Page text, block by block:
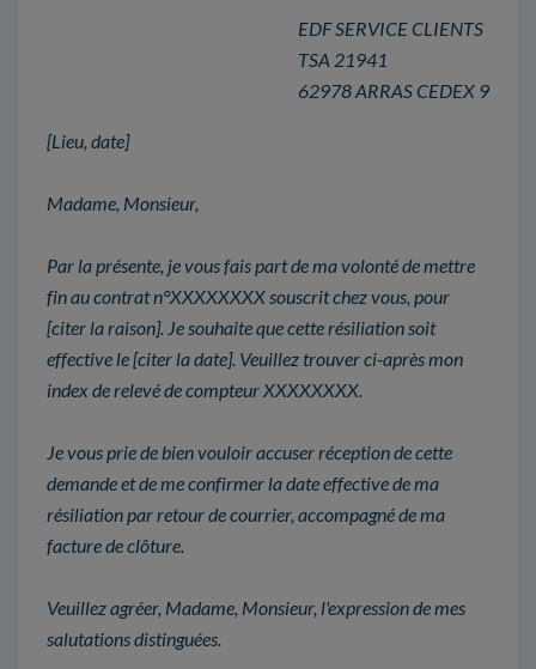
EDF SERVICE CLIENTS
TSA 21941
62978 ARRAS CEDEX 9
[Lieu, date]
Madame, Monsieur,
Par la présente, je vous fais part de ma volonté de mettre
fin au contrat n°XXXXXXXX souscrit chez vous, pour
[citer la raison]. Je souhaite que cette résiliation soit
effective le [citer la date]. Veuillez trouver ci-après mon
index de relevé de compteur XXXXXXXX.
Je vous prie de bien vouloir accuser réception de cette
demande et de me confirmer la date effective de ma
résiliation par retour de courrier, accompagné de ma
facture de clôture.
Veuillez agréer, Madame, Monsieur, l'expression de mes
salutations distinguées.